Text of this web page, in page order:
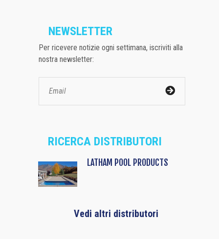
NEWSLETTER
Per ricevere notizie ogni settimana, iscriviti alla
nostra newsletter:
RICERCA DISTRIBUTORI
LATHAM POOL PRODUCTS
Vedi altri distributori